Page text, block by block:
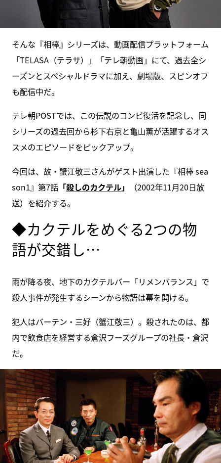
そんな『相棒』シリーズは、動画配信プラットフォーム
「TELASA（テラサ）」「テレ朝動画」にて、過去全シ
ーズンとスペシャルドラマに加え、劇場版、スピンオフ
も配信中だ。
テレ朝POSTでは、この伝説のコンビ復活を記念し、同
シリーズの過去回から杉下右京と亀山薫が活躍するオス
スメのエピソードをピックアップ。
今回は、故・蟹江敬三さんがゲスト出演した『相棒 sea
son1』第7話「殺しのカクテル」
（2002年11月20日放
送）を紹介する。
◆カクテルをめぐる2つの物
語が交錯し…
雨が降る夜、地下のカクテルバー「リメンバランス」で
殺人事件が発生するシーンから物語は幕を開ける。
犯人はバーテン・三好（蟹江敬三）。殺されたのは、都
内で飲食店を経営する倉沢フーズグループの社長・倉沢
だ。